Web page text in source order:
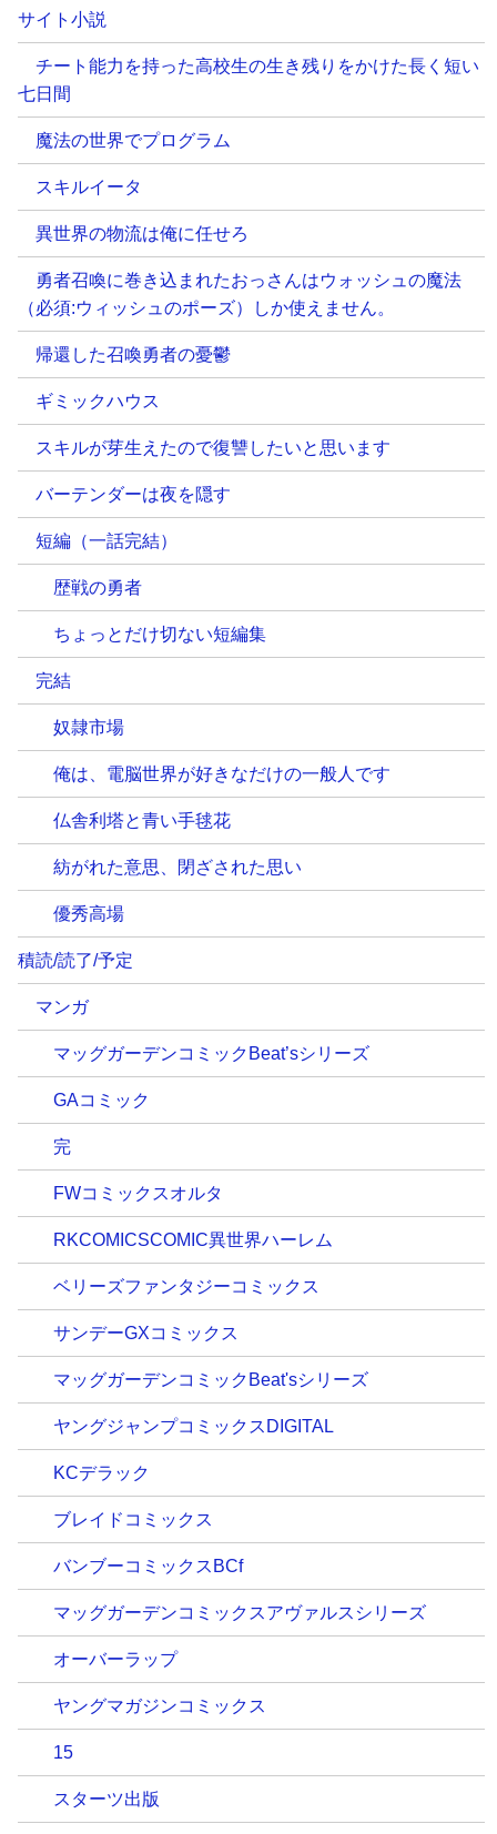
サイト小説
チート能力を持った高校生の生き残りをかけた長く短い
七日間
魔法の世界でプログラム
スキルイータ
異世界の物流は俺に任せろ
勇者召喚に巻き込まれたおっさんはウォッシュの魔法
（必須:ウィッシュのポーズ）しか使えません。
帰還した召喚勇者の憂鬱
ギミックハウス
スキルが芽生えたので復讐したいと思います
バーテンダーは夜を隠す
短編（一話完結）
歴戦の勇者
ちょっとだけ切ない短編集
完結
奴隷市場
俺は、電脳世界が好きなだけの一般人です
仏舎利塔と青い手毬花
紡がれた意思、閉ざされた思い
優秀高場
積読/読了/予定
マンガ
マッグガーデンコミックBeat’sシリーズ
GAコミック
完
FWコミックスオルタ
RKCOMICSCOMIC異世界ハーレム
ベリーズファンタジーコミックス
サンデーGXコミックス
マッグガーデンコミックBeat'sシリーズ
ヤングジャンプコミックスDIGITAL
KCデラック
ブレイドコミックス
バンブーコミックスBCf
マッグガーデンコミックスアヴァルスシリーズ
オーバーラップ
ヤングマガジンコミックス
15
スターツ出版